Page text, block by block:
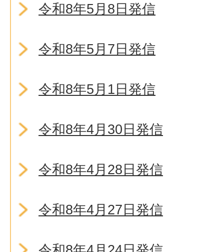
令和8年5月8日発信
令和8年5月7日発信
令和8年5月1日発信
令和8年4月30日発信
令和8年4月28日発信
令和8年4月27日発信